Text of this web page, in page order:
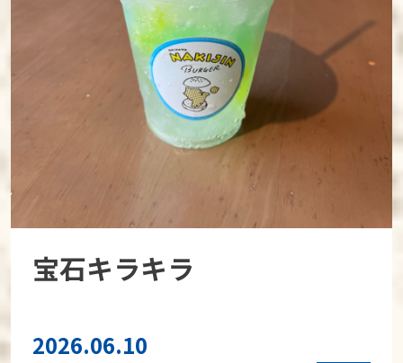
宝石キラキラ
2026.06.10